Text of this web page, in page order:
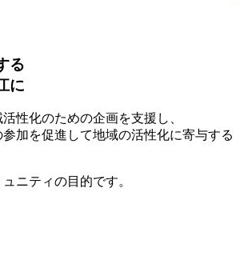
る
に
性化のための企画を支援し、
加を促進して地域の活性化に寄与する
ニティの目的です。